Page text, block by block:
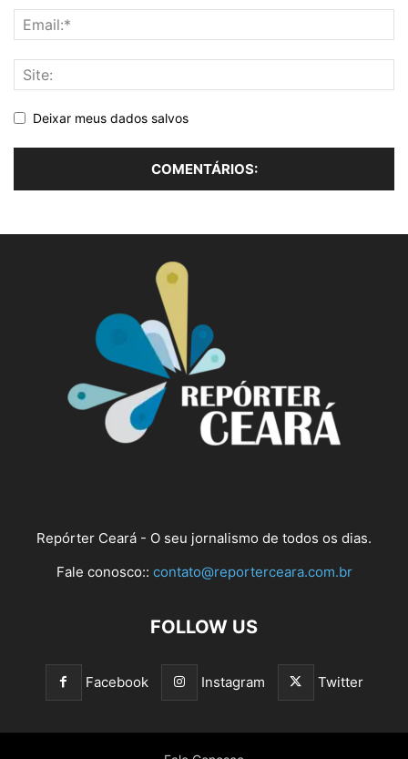
Deixar meus dados salvos
Repórter Ceará - O seu jornalismo de todos os dias.
Fale conosco:: contato@reporterceara.com.br
FOLLOW US
Facebook Instagram Twitter